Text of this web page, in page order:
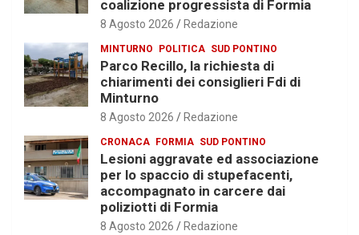
coalizione progressista di Formia
8 Agosto 2026 Redazione
MINTURNO POLITICA SUD PONTINO
Parco Recillo, la richiesta di
chiarimenti dei consiglieri Fdi di
Minturno
8 Agosto 2026 Redazione
CRONACA FORMIA SUD PONTINO
Lesioni aggravate ed associazione
per lo spaccio di stupefacenti,
accompagnato in carcere dai
poliziotti di Formia
8 Agosto 2026 Redazione